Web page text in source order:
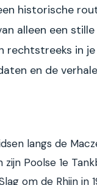
historische
alleen een
rechtstreeks in
en de
langs de
zijn Poolse 1e
om de Rhijn in